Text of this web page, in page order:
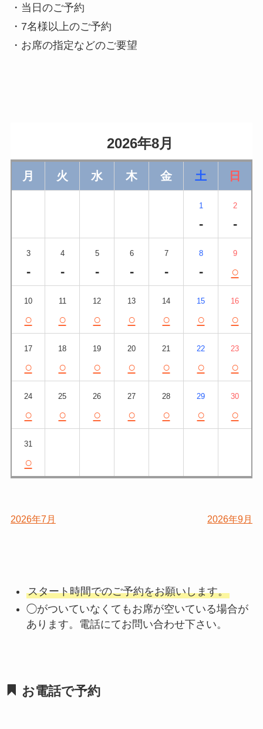
・当日のご予約
・7名様以上のご予約
・お席の指定などのご要望
                    2026年8月
月 火 水 木 金 土 日
1
-
2
-
3
-
4
-
5
-
6
-
7
-
8
-
9
○
10
○
11
○
12
○
13
○
14
○
15
○
16
○
17
○
18
○
19
○
20
○
21
○
22
○
23
○
24
○
25
○
26
○
27
○
28
○
29
○
30
○
31
○
2026年7月 2026年9月
スタート時間でのご予約をお願いします。
◯がついていなくてもお席が空いている場合が
あります。電話にてお問い合わせ下さい。
お電話で予約